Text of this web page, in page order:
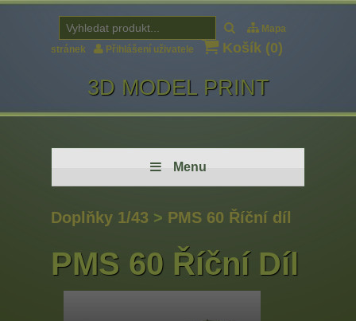
Mapa
stránek
Přihlášení uživatele Košík (0)
3D MODEL PRINT
Menu
Doplňky 1/43 > PMS 60 Říční díl
PMS 60 Říční Díl